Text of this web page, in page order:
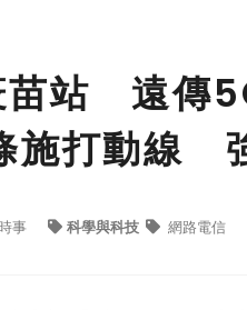
苗站 遠傳
施打動線
事 科學與科技 網路電信